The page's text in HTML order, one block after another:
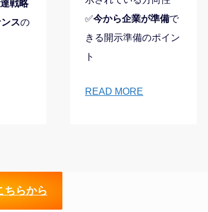
戦略
スの
✅今から企業が準備で
きる開示準備のポイン
ト
READ MORE
ちらから